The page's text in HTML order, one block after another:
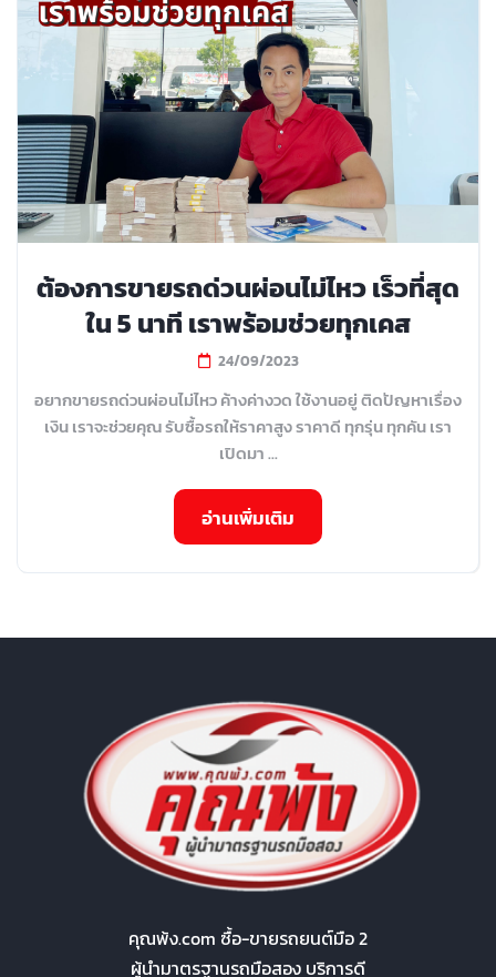
ต้องการขายรถด่วนผ่อนไม่ไหว เร็วที่สุด
ใน 5 นาที เราพร้อมช่วยทุกเคส
24/09/2023
อยากขายรถด่วนผ่อนไม่ไหว ค้างค่างวด ใช้งานอยู่ ติดปัญหาเรื่อง
เงิน เราจะช่วยคุณ รับซื้อรถให้ราคาสูง ราคาดี ทุกรุ่น ทุกคัน เรา
เปิดมา ...
อ่านเพิ่มเติม
คุณพ้ง.com ซื้อ-ขายรถยนต์มือ 2
ผู้นำมาตรฐานรถมือสอง บริการดี